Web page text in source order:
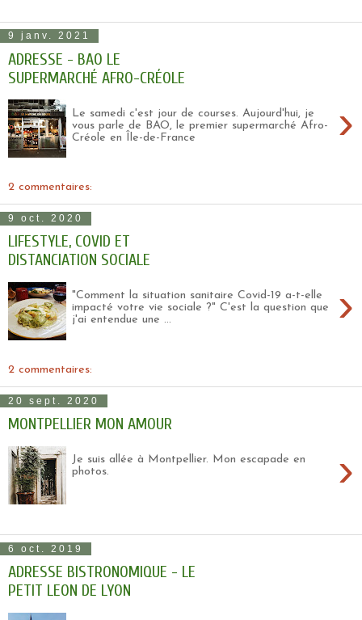
9 janv. 2021
ADRESSE - BAO LE
SUPERMARCHÉ AFRO-CRÉOLE
›
Le samedi c'est jour de courses. Aujourd'hui, je
vous parle de BAO, le premier supermarché Afro-
Créole en Île-de-France
2 commentaires:
9 oct. 2020
LIFESTYLE, COVID ET
DISTANCIATION SOCIALE
›
"Comment la situation sanitaire Covid-19 a-t-elle
impacté votre vie sociale ?" C'est la question que
j'ai entendue une ...
2 commentaires:
20 sept. 2020
MONTPELLIER MON AMOUR
›
Je suis allée à Montpellier. Mon escapade en
photos.
6 oct. 2019
ADRESSE BISTRONOMIQUE - LE
PETIT LEON DE LYON